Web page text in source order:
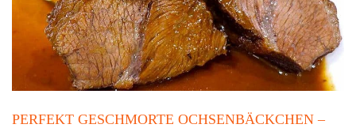
PERFEKT GESCHMORTE OCHSENBÄCKCHEN –